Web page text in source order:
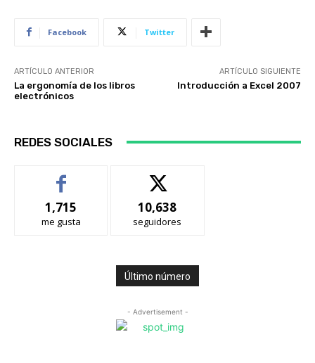
Facebook Twitter
ARTÍCULO ANTERIOR
La ergonomía de los libros
electrónicos
ARTÍCULO SIGUIENTE
Introducción a Excel 2007
REDES SOCIALES
1,715
me gusta
10,638
seguidores
Último número
- Advertisement -